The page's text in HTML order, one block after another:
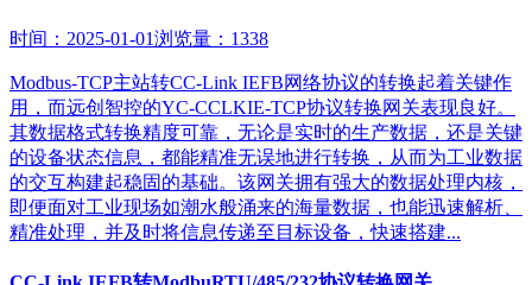
时间：2025-01-01浏览量：1338
Modbus-TCP主站转CC-Link IEFB网络协议的转换起着关键作
用，而远创智控的YC-CCLKIE-TCP协议转换网关表现良好。
其数据格式转换精度可靠，无论是实时的生产数据，还是关键
的设备状态信息，都能精准无误地进行转换，从而为工业数据
的交互构建起稳固的基础。该网关拥有强大的数据处理内核，
即便面对工业现场如潮水般涌来的海量数据，也能迅速解析、
精准处理，并及时将信息传递至目标设备，快速搭建...